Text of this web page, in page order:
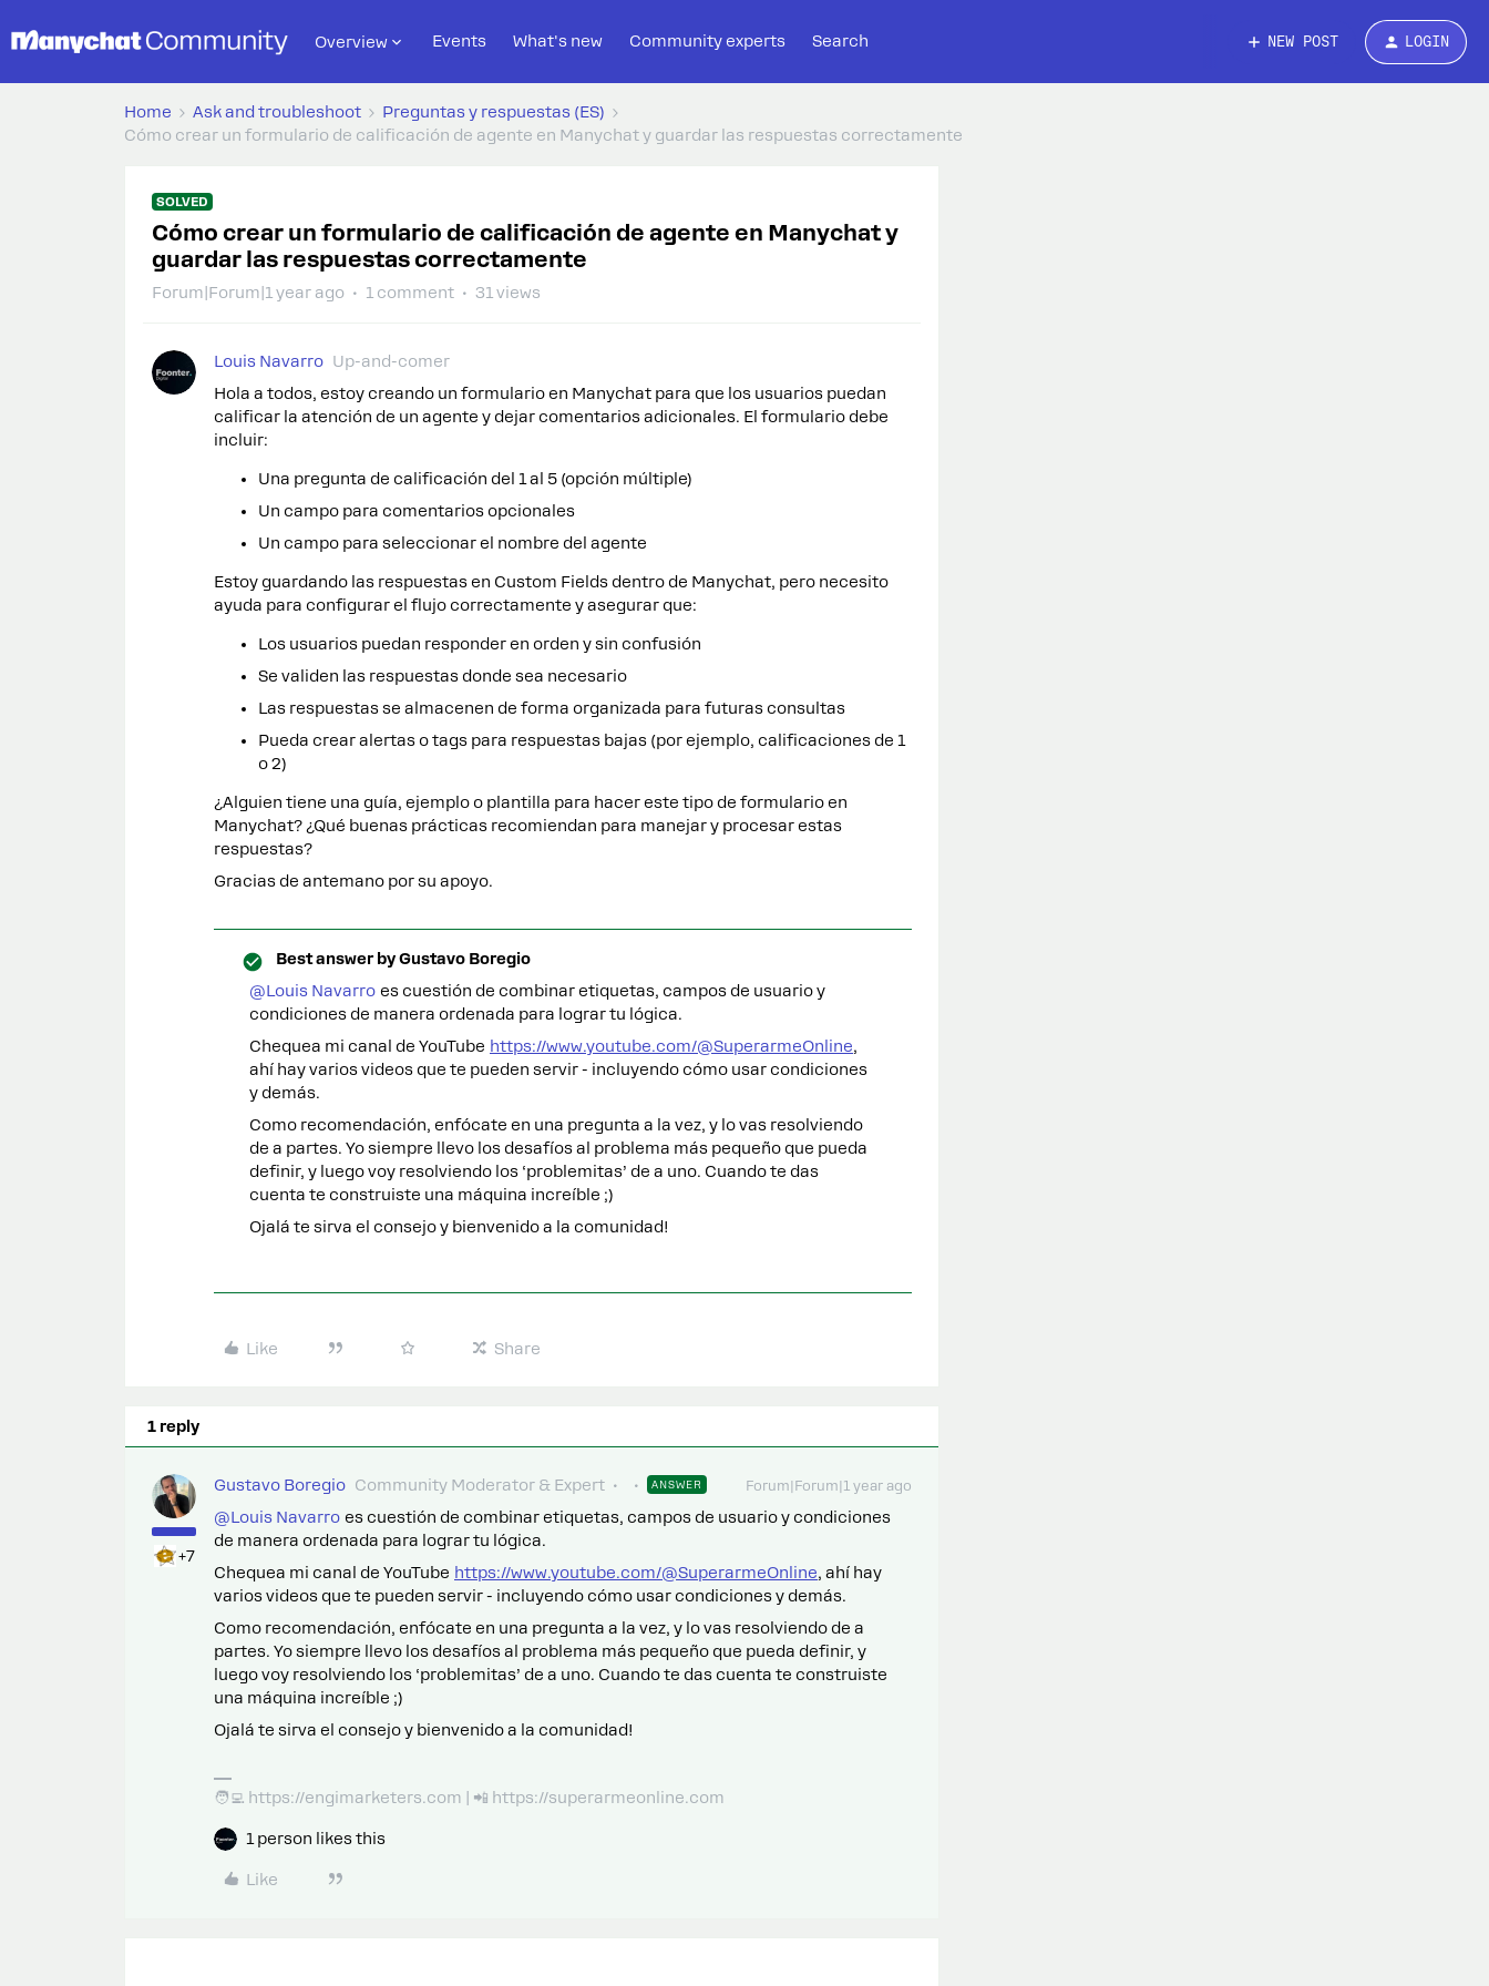
Overview Events What's new Community experts Search NEW POST LOGIN
Home Ask and troubleshoot
Preguntas y respuestas (ES)
Cómo crear un formulario de calificación de agente en Manychat y guardar las respuestas correctamente
SOLVED
Cómo crear un formulario de calificación de agente en Manychat y
guardar las respuestas correctamente
Forum|Forum|1 year ago 1 comment 31 views
Louis Navarro Up-and-comer
Hola a todos, estoy creando un formulario en Manychat para que los usuarios puedan
calificar la atención de un agente y dejar comentarios adicionales. El formulario debe
incluir:
Una pregunta de calificación del 1 al 5 (opción múltiple)
Un campo para comentarios opcionales
Un campo para seleccionar el nombre del agente
Estoy guardando las respuestas en Custom Fields dentro de Manychat, pero necesito
ayuda para configurar el flujo correctamente y asegurar que:
Los usuarios puedan responder en orden y sin confusión
Se validen las respuestas donde sea necesario
Las respuestas se almacenen de forma organizada para futuras consultas
Pueda crear alertas o tags para respuestas bajas (por ejemplo, calificaciones de 1
o 2)
¿Alguien tiene una guía, ejemplo o plantilla para hacer este tipo de formulario en
Manychat? ¿Qué buenas prácticas recomiendan para manejar y procesar estas
respuestas?
Gracias de antemano por su apoyo.
Best answer byGustavo Boregio
@Louis Navarro es cuestión de combinar etiquetas, campos de usuario y
condiciones de manera ordenada para lograr tu lógica.
Chequea mi canal de YouTube https://www.youtube.com/@SuperarmeOnline,
ahí hay varios videos que te pueden servir - incluyendo cómo usar condiciones
y demás.
Como recomendación, enfócate en una pregunta a la vez, y lo vas resolviendo
de a partes. Yo siempre llevo los desafíos al problema más pequeño que pueda
definir, y luego voy resolviendo los ‘problemitas’ de a uno. Cuando te das
cuenta te construiste una máquina increíble ;)
Ojalá te sirva el consejo y bienvenido a la comunidad!
Like Share
1 reply
+7
Gustavo Boregio Community Moderator & Expert ANSWER Forum|Forum|1 year ago
@Louis Navarro es cuestión de combinar etiquetas, campos de usuario y condiciones
de manera ordenada para lograr tu lógica.
Chequea mi canal de YouTube https://www.youtube.com/@SuperarmeOnline, ahí hay
varios videos que te pueden servir - incluyendo cómo usar condiciones y demás.
Como recomendación, enfócate en una pregunta a la vez, y lo vas resolviendo de a
partes. Yo siempre llevo los desafíos al problema más pequeño que pueda definir, y
luego voy resolviendo los ‘problemitas’ de a uno. Cuando te das cuenta te construiste
una máquina increíble ;)
Ojalá te sirva el consejo y bienvenido a la comunidad!
🧑‍💻 https://engimarketers.com | 📲 https://superarmeonline.com
1 person likes this
Like